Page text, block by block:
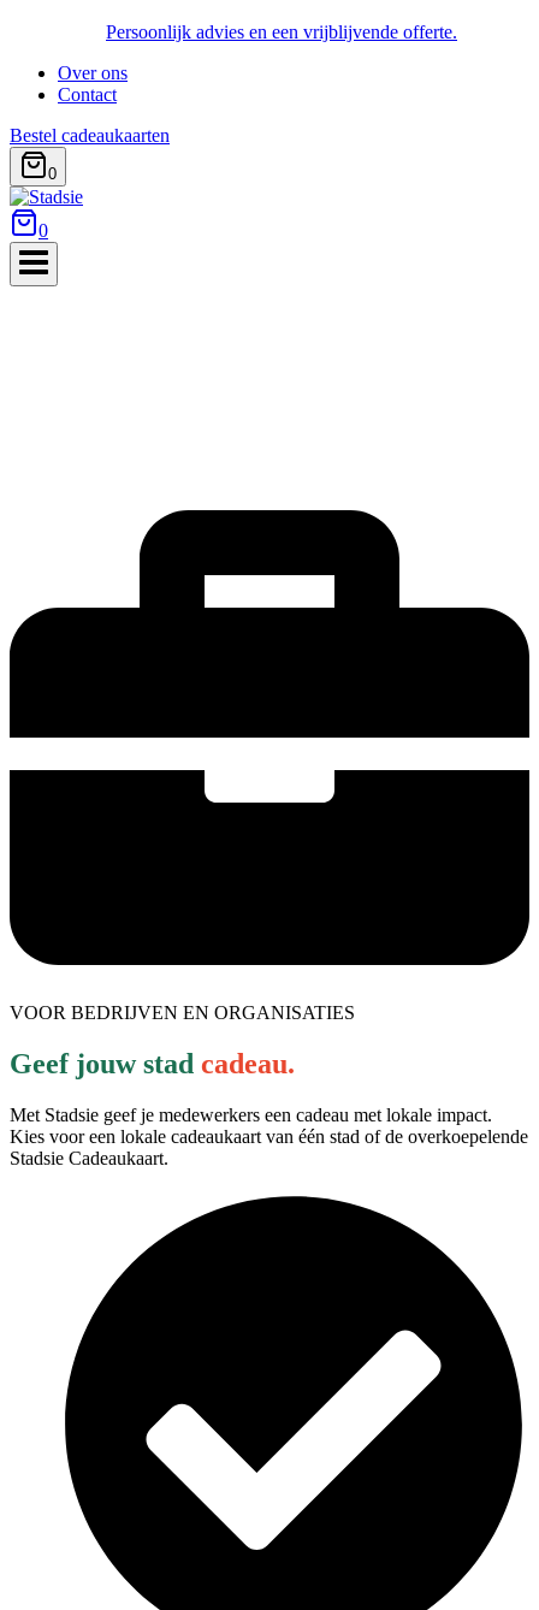
Persoonlijk advies en een vrijblijvende offerte.
Over ons
Contact
Bestel cadeaukaarten
0
0
VOOR BEDRIJVEN EN ORGANISATIES
Geef jouw stad cadeau.
Met Stadsie geef je medewerkers een cadeau met lokale impact.
Kies voor een lokale cadeaukaart van één stad of de overkoepelende
Stadsie Cadeaukaart.